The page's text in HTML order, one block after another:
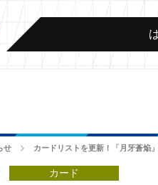
せ カードリストを更新！「月牙蒼焔
カード